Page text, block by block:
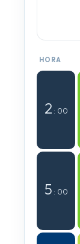
HORA
2 : 00
5 : 00